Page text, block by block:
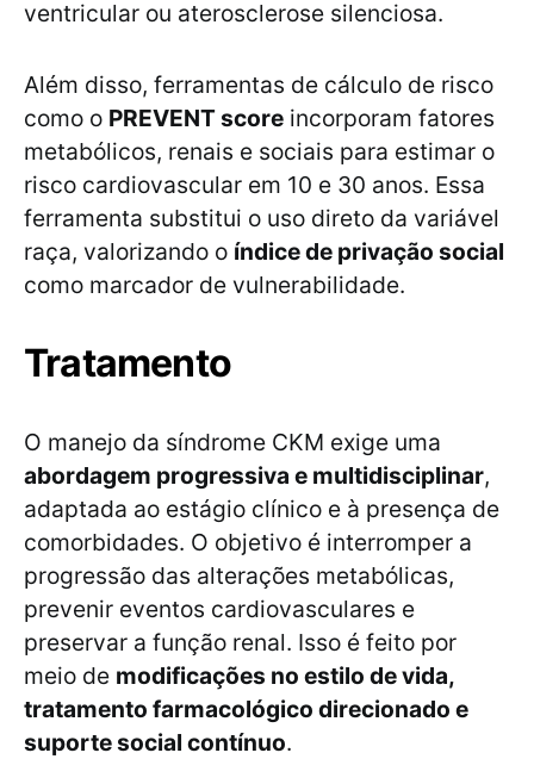
ventricular ou aterosclerose silenciosa.
Além disso, ferramentas de cálculo de risco
como o PREVENT score incorporam fatores
metabólicos, renais e sociais para estimar o
risco cardiovascular em 10 e 30 anos. Essa
ferramenta substitui o uso direto da variável
raça, valorizando o índice de privação social
como marcador de vulnerabilidade.
Tratamento
O manejo da síndrome CKM exige uma
abordagem progressiva e multidisciplinar,
adaptada ao estágio clínico e à presença de
comorbidades. O objetivo é interromper a
progressão das alterações metabólicas,
prevenir eventos cardiovasculares e
preservar a função renal. Isso é feito por
meio de modificações no estilo de vida,
tratamento farmacológico direcionado e
suporte social contínuo.